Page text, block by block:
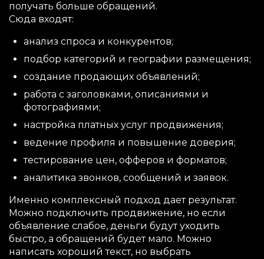
получать больше обращений.
Сюда входят:
анализ спроса и конкурентов;
подбор категорий и географии размещения;
создание продающих объявлений;
работа с заголовками, описаниями и
фотографиями;
настройка платных услуг продвижения;
ведение профиля и повышение доверия;
тестирование цен, офферов и форматов;
аналитика звонков, сообщений и заявок.
Именно комплексный подход дает результат.
Можно подключить продвижение, но если
объявление слабое, деньги будут уходить
быстро, а обращений будет мало. Можно
написать хороший текст, но выбрать